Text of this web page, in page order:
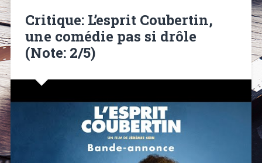
Critique: L’esprit Coubertin,
une comédie pas si drôle
(Note: 2/5)